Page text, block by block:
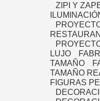
ZIPI Y
LUJO
TAMAÑO
TAMAÑO
FIGURAS